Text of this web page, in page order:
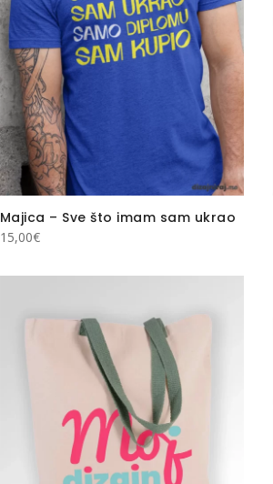
Majica – Sve što imam sam ukrao
15,00€